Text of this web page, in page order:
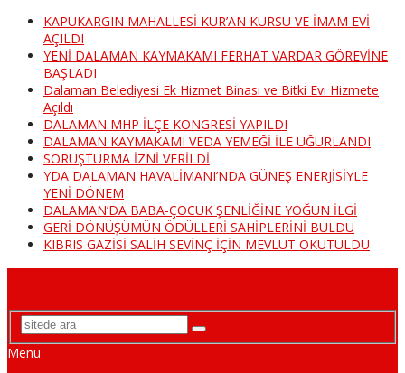
KAPUKARGIN MAHALLESİ KUR’AN KURSU VE İMAM EVİ
AÇILDI
YENİ DALAMAN KAYMAKAMI FERHAT VARDAR GÖREVİNE
BAŞLADI
Dalaman Belediyesi Ek Hizmet Binası ve Bitki Evi Hizmete
Açıldı
DALAMAN MHP İLÇE KONGRESİ YAPILDI
DALAMAN KAYMAKAMI VEDA YEMEĞİ İLE UĞURLANDI
SORUŞTURMA İZNİ VERİLDİ
YDA DALAMAN HAVALİMANI’NDA GÜNEŞ ENERJİSİYLE
YENİ DÖNEM
DALAMAN’DA BABA-ÇOCUK ŞENLİĞİNE YOĞUN İLGİ
GERİ DÖNÜŞÜMÜN ÖDÜLLERİ SAHİPLERİNİ BULDU
KIBRIS GAZİSİ SALİH SEVİNÇ İÇİN MEVLÜT OKUTULDU
Menu